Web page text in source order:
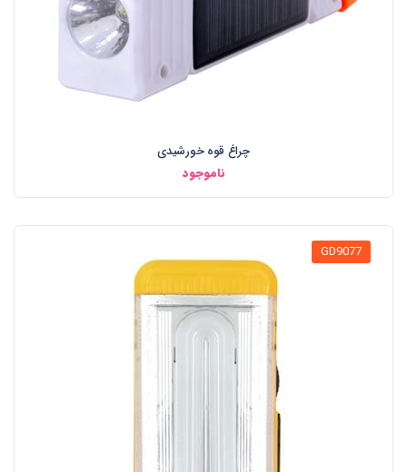
چراغ قوه خورشیدی
ناموجود
GD9077